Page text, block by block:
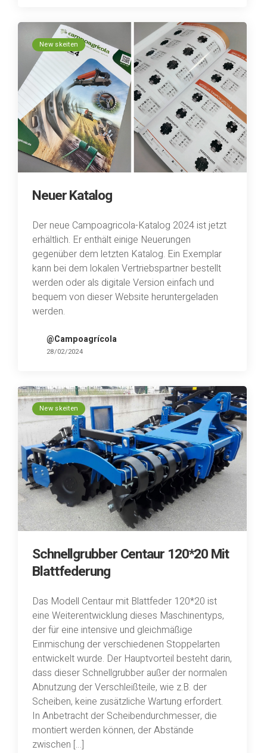
New skeiten
Neuer Katalog
Der neue Campoagricola-Katalog 2024 ist jetzt
erhältlich. Er enthält einige Neuerungen
gegenüber dem letzten Katalog. Ein Exemplar
kann bei dem lokalen Vertriebspartner bestellt
werden oder als digitale Version einfach und
bequem von dieser Website heruntergeladen
werden.
@Campoagrícola
28/02/2024
New skeiten
Schnellgrubber Centaur 120*20 Mit
Blattfederung
Das Modell Centaur mit Blattfeder 120*20 ist
eine Weiterentwicklung dieses Maschinentyps,
der für eine intensive und gleichmäßige
Einmischung der verschiedenen Stoppelarten
entwickelt wurde. Der Hauptvorteil besteht darin,
dass dieser Schnellgrubber außer der normalen
Abnutzung der Verschleißteile, wie z.B. der
Scheiben, keine zusätzliche Wartung erfordert.
In Anbetracht der Scheibendurchmesser, die
montiert werden können, der Abstände
zwischen […]